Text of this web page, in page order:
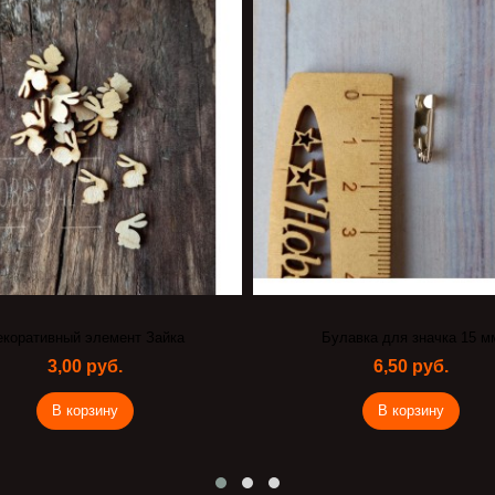
элемент Зайка
3,00 руб.
В корзину
Булавка для значка 15
6,50 руб.
В корзину